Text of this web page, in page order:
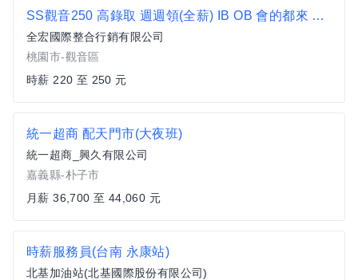
SS觀音250 高錄取 週週領(全薪) IB OB 會的都來 非臨派 長期穩定 觀音寶倉街
全宏國際整合行銷有限公司
桃園市-觀音區
時薪 220 至 250 元
統一超商 配天門市(大夜班)
統一超商_興久有限公司
嘉義縣-朴子市
月薪 36,700 至 44,060 元
時薪服務員(台南 永康站)
北基加油站(北基國際股份有限公司)